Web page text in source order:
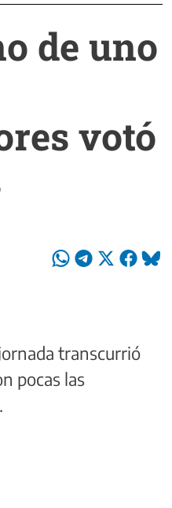
de uno
votó
transcurrió
pocas las